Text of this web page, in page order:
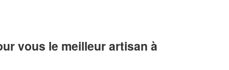
vous le meilleur artisan à